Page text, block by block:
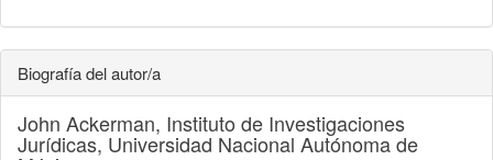
Biografía del autor/a
John Ackerman, Instituto de Investigaciones
Jurídicas, Universidad Nacional Autónoma de